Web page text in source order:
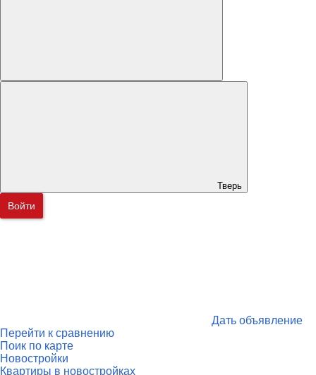
Тверь
Войти
Дать объявление
Перейти к сравнению
Поик по карте
Новостройки
Квартиры в новостройках